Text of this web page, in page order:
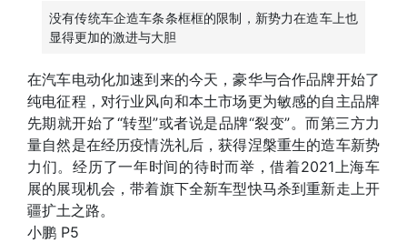
没有传统车企造车条条框框的限制，新势力在造车上也
显得更加的激进与大胆
在汽车电动化加速到来的今天，豪华与合作品牌开始了
纯电征程，对行业风向和本土市场更为敏感的自主品牌
先期就开始了“转型”或者说是品牌“裂变”。而第三方力
量自然是在经历疫情洗礼后，获得涅槃重生的造车新势
力们。经历了一年时间的待时而举，借着2021上海车
展的展现机会，带着旗下全新车型快马杀到重新走上开
疆扩土之路。
小鹏 P5